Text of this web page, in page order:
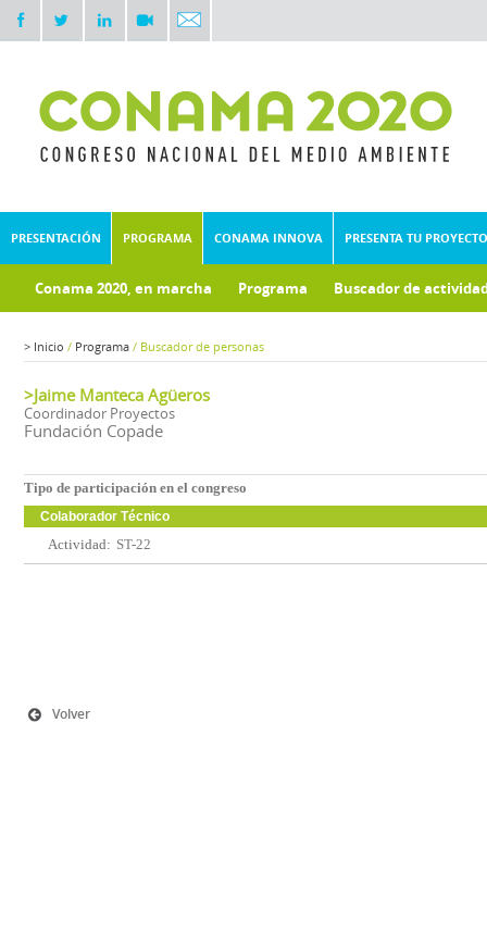
PRESENTACIÓN PROGRAMA CONAMA INNOVA PRESENTA TU PROYECTO
Conama 2020, en marcha Programa Buscador de
> Inicio / Programa / Buscador de personas
>Jaime Manteca Agüeros
Coordinador Proyectos
Fundación Copade
Tipo de participación en el congreso
Colaborador Técnico
Actividad: ST-22
Volver